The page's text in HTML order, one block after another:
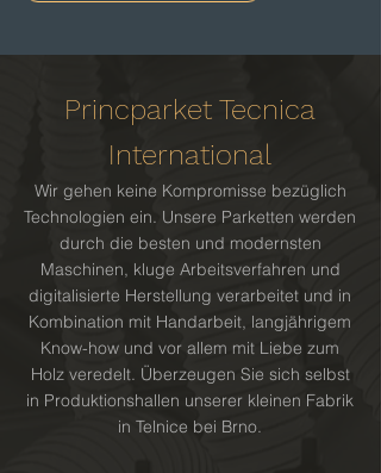
Princparket Tecnica
International
Wir gehen keine Kompromisse bezüglich
Technologien ein. Unsere Parketten werden
durch die besten und modernsten
Maschinen, kluge Arbeitsverfahren und
digitalisierte Herstellung verarbeitet und in
Kombination mit Handarbeit, langjährigem
Know-how und vor allem mit Liebe zum
Holz veredelt. Überzeugen Sie sich selbst
in Produktionshallen unserer kleinen Fabrik
in Telnice bei Brno.